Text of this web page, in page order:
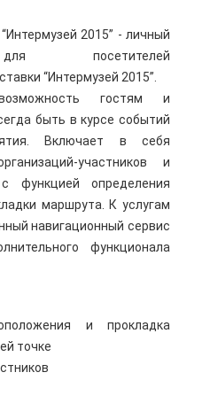
2015” - личный
посетителей
“Интермузей 2015”.
гостям и
быть в курсе событий
Включает в себя
участников и
функцией определения
маршрута. К услугам
навигационный сервис
функционала
и прокладка
точке